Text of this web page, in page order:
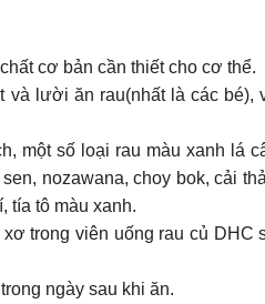
cơ bản cần thiết cho cơ thể.
lười ăn rau(nhất là các
số loại rau màu xanh lá
nozawana, choy bok, cải
tía tô màu xanh.
trong viên uống rau củ
ngày sau khi ăn.